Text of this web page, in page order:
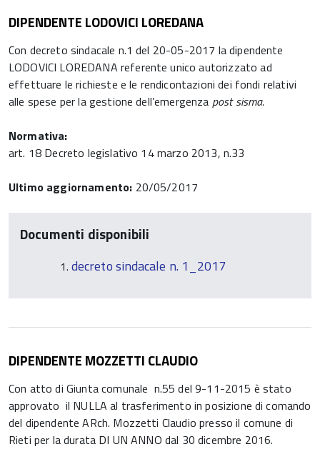
DIPENDENTE LODOVICI LOREDANA
Con decreto sindacale n.1 del 20-05-2017 la dipendente
LODOVICI LOREDANA referente unico autorizzato ad
effettuare le richieste e le rendicontazioni dei fondi relativi
alle spese per la gestione dell’emergenza post sisma.
Normativa:
art. 18 Decreto legislativo 14 marzo 2013, n.33
Ultimo aggiornamento: 20/05/2017
Documenti disponibili
decreto sindacale n. 1_2017
DIPENDENTE MOZZETTI CLAUDIO
Con atto di Giunta comunale n.55 del 9-11-2015 è stato
approvato il NULLA al trasferimento in posizione di comando
del dipendente ARch. Mozzetti Claudio presso il comune di
Rieti per la durata DI UN ANNO dal 30 dicembre 2016.